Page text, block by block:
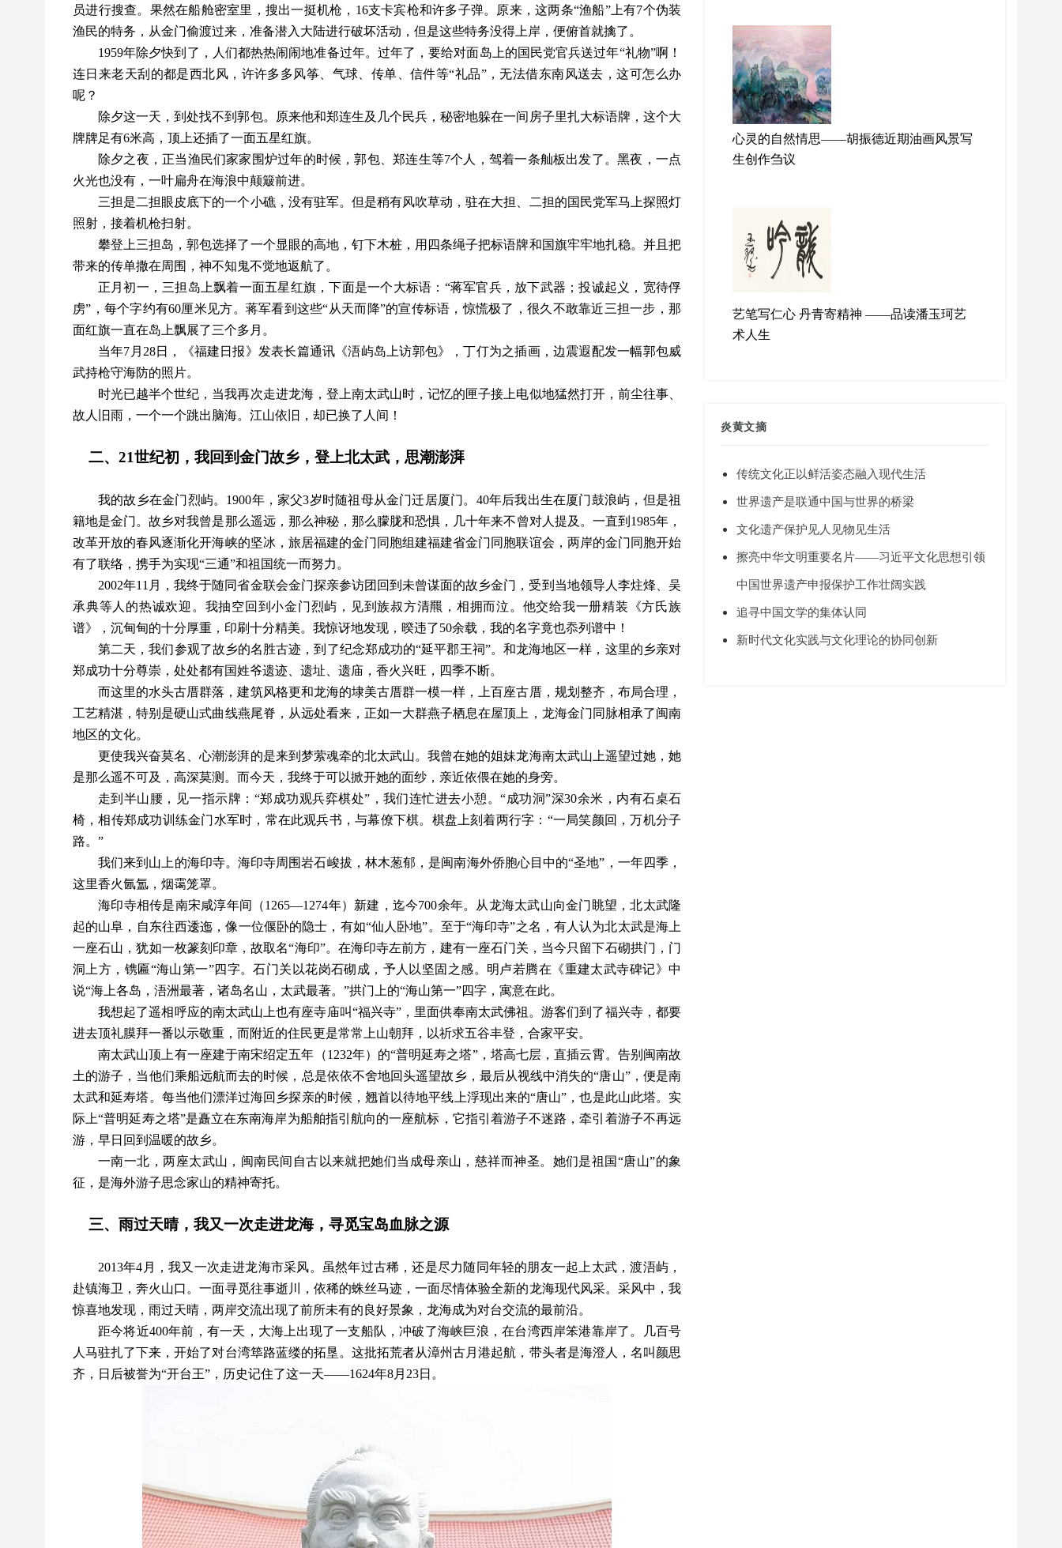
员进行搜查。果然在船舱密室里，搜出一挺机枪， 16支卡宾枪和许多子弹。原来，这两条“渔船”上有7个伪装
渔民的特务，从金门偷渡过来，准备潜入大陆进行破坏活动，但是这些特务没得上岸，便俯首就擒了。
1959年除夕快到了，人们都热热闹闹地准备过年。过年了，要给对面岛上的国民党官兵送过年“礼物”啊！
连日来老天刮的都是西北风，许许多多风筝、气球、传单、信件等“礼品”，无法借东南风送去，这可怎么办
呢？
除夕这一天，到处找不到郭包。原来他和郑连生及几个民兵，秘密地躲在一间房子里扎大标语牌，这个大
牌牌足有6米高，顶上还插了一面五星红旗。
除夕之夜，正当渔民们家家围炉过年的时候，郭包、郑连生等7个人，驾着一条舢板出发了。黑夜，一点
火光也没有，一叶扁舟在海浪中颠簸前进。
三担是二担眼皮底下的一个小礁，没有驻军。但是稍有风吹草动，驻在大担、二担的国民党军马上探照灯
照射，接着机枪扫射。
攀登上三担岛，郭包选择了一个显眼的高地，钉下木桩，用四条绳子把标语牌和国旗牢牢地扎稳。并且把
带来的传单撒在周围，神不知鬼不觉地返航了。
正月初一，三担岛上飘着一面五星红旗，下面是一个大标语： “蒋军官兵，放下武器；投诚起义，宽待俘
虏”，每个字约有60厘米见方。蒋军看到这些“从天而降”的宣传标语，惊慌极了，很久不敢靠近三担一步，那
面红旗一直在岛上飘展了三个多月。
当年7月28日，《福建日报》发表长篇通讯《浯屿岛上访郭包》，丁仃为之插画，边震遐配发一幅郭包威
武持枪守海防的照片。
时光已越半个世纪，当我再次走进龙海，登上南太武山时，记忆的匣子接上电似地猛然打开，前尘往事、
故人旧雨，一个一个跳出脑海。江山依旧，却已换了人间！
二、 21世纪初，我回到金门故乡，登上北太武，思潮澎湃
我的故乡在金门烈屿。 1900年，家父3岁时随祖母从金门迁居厦门。40年后我出生在厦门鼓浪屿，但是祖
籍地是金门。故乡对我曾是那么遥远，那么神秘，那么朦胧和恐惧，几十年来不曾对人提及。一直到1985年，
改革开放的春风逐渐化开海峡的坚冰，旅居福建的金门同胞组建福建省金门同胞联谊会，两岸的金门同胞开始
有了联络，携手为实现“三通”和祖国统一而努力。
2002年11月，我终于随同省金联会金门探亲参访团回到未曾谋面的故乡金门，受到当地领导人李炷烽、吴
承典等人的热诚欢迎。我抽空回到小金门烈屿，见到族叔方清羆，相拥而泣。他交给我一册精装《方氏族
谱》，沉甸甸的十分厚重，印刷十分精美。我惊讶地发现，暌违了50余载，我的名字竟也忝列谱中！
第二天，我们参观了故乡的名胜古迹，到了纪念郑成功的“延平郡王祠”。和龙海地区一样，这里的乡亲对
郑成功十分尊崇，处处都有国姓爷遗迹、遗址、遗庙，香火兴旺，四季不断。
而这里的水头古厝群落，建筑风格更和龙海的埭美古厝群一模一样，上百座古厝，规划整齐，布局合理，
工艺精湛，特别是硬山式曲线燕尾脊，从远处看来，正如一大群燕子栖息在屋顶上，龙海金门同脉相承了闽南
地区的文化。
更使我兴奋莫名、心潮澎湃的是来到梦萦魂牵的北太武山。我曾在她的姐妹龙海南太武山上遥望过她，她
是那么遥不可及，高深莫测。而今天，我终于可以掀开她的面纱，亲近依偎在她的身旁。
走到半山腰，见一指示牌： “郑成功观兵弈棋处”，我们连忙进去小憩。“成功洞”深30余米，内有石桌石
椅，相传郑成功训练金门水军时，常在此观兵书，与幕僚下棋。棋盘上刻着两行字：“一局笑颜回，万机分子
路。”
我们来到山上的海印寺。海印寺周围岩石峻拔，林木葱郁，是闽南海外侨胞心目中的“圣地”，一年四季，
这里香火氤氲，烟霭笼罩。
海印寺相传是南宋咸淳年间（1265—1274年）新建，迄今700余年。从龙海太武山向金门眺望，北太武隆
起的山阜，自东往西逶迤，像一位偃卧的隐士，有如“仙人卧地”。至于“海印寺”之名，有人认为北太武是海上
一座石山，犹如一枚篆刻印章，故取名“海印”。在海印寺左前方，建有一座石门关，当今只留下石砌拱门，门
洞上方，镌匾“海山第一”四字。石门关以花岗石砌成，予人以坚固之感。明卢若腾在《重建太武寺碑记》中
说“海上各岛，浯洲最著，诸岛名山，太武最著。”拱门上的“海山第一”四字，寓意在此。
我想起了遥相呼应的南太武山上也有座寺庙叫“福兴寺”，里面供奉南太武佛祖。游客们到了福兴寺，都要
进去顶礼膜拜一番以示敬重，而附近的住民更是常常上山朝拜，以祈求五谷丰登，合家平安。
南太武山顶上有一座建于南宋绍定五年（1232年）的“普明延寿之塔”，塔高七层，直插云霄。告别闽南故
土的游子，当他们乘船远航而去的时候，总是依依不舍地回头遥望故乡，最后从视线中消失的“唐山”，便是南
太武和延寿塔。每当他们漂洋过海回乡探亲的时候，翘首以待地平线上浮现出来的“唐山”，也是此山此塔。实
际上“普明延寿之塔”是矗立在东南海岸为船舶指引航向的一座航标，它指引着游子不迷路，牵引着游子不再远
游，早日回到温暖的故乡。
一南一北，两座太武山，闽南民间自古以来就把她们当成母亲山，慈祥而神圣。她们是祖国“唐山”的象
征，是海外游子思念家山的精神寄托。
三、雨过天晴，我又一次走进龙海，寻觅宝岛血脉之源
2013年4月，我又一次走进龙海市采风。虽然年过古稀，还是尽力随同年轻的朋友一起上太武，渡浯屿，
赴镇海卫，奔火山口。一面寻觅往事逝川，依稀的蛛丝马迹，一面尽情体验全新的龙海现代风采。采风中，我
惊喜地发现，雨过天晴，两岸交流出现了前所未有的良好景象，龙海成为对台交流的最前沿。
距今将近400年前，有一天，大海上出现了一支船队，冲破了海峡巨浪，在台湾西岸笨港靠岸了。几百号
人马驻扎了下来，开始了对台湾筚路蓝缕的拓垦。这批拓荒者从漳州古月港起航，带头者是海澄人，名叫颜思
齐，日后被誉为“开台王”，历史记住了这一天——1624年8月23日。
心灵的自然情思——胡振德近期油画风景写
生创作刍议
艺笔写仁心 丹青寄精神 ——品读潘玉珂艺
术人生
炎黄文摘
传统文化正以鲜活姿态融入现代生活
世界遗产是联通中国与世界的桥梁
文化遗产保护见人见物见生活
擦亮中华文明重要名片——习近平文化思想引领
中国世界遗产申报保护工作壮阔实践
追寻中国文学的集体认同
新时代文化实践与文化理论的协同创新